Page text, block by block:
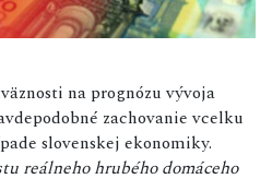
na prognózu vývoja
zachovanie vcelku
slovenskej ekonomiky.
reálneho hrubého domáceho